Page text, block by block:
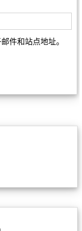
件和站点地址。